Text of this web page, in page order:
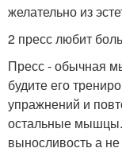
желательно из
2 пресс любит
Пресс - обычная
будите его
упражнений и
остальные мышцы.
выносливость а